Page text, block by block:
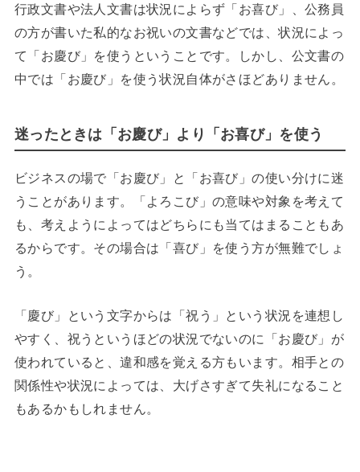
行政文書や法人文書は状況によらず「お喜び」、公務員
の方が書いた私的なお祝いの文書などでは、状況によっ
て「お慶び」を使うということです。しかし、公文書の
中では「お慶び」を使う状況自体がさほどありません。
迷ったときは「お慶び」より「お喜び」を使う
ビジネスの場で「お慶び」と「お喜び」の使い分けに迷
うことがあります。「よろこび」の意味や対象を考えて
も、考えようによってはどちらにも当てはまることもあ
るからです。その場合は「喜び」を使う方が無難でしょ
う。
「慶び」という文字からは「祝う」という状況を連想し
やすく、祝うというほどの状況でないのに「お慶び」が
使われていると、違和感を覚える方もいます。相手との
関係性や状況によっては、大げさすぎて失礼になること
もあるかもしれません。